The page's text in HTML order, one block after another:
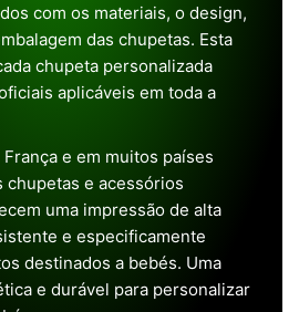
com os materiais, o design,
das chupetas. Esta
chupeta personalizada
aplicáveis em toda a
e em muitos países
chupetas e acessórios
uma impressão de alta
e especificamente
destinados a bebés. Uma
e durável para personalizar